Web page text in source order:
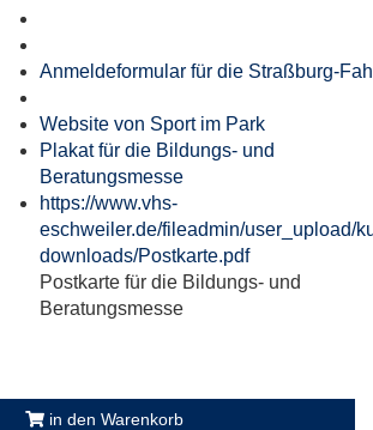
Anmeldeformular für die Straßburg-
Website von Sport im Park
Plakat für die Bildungs- und
Beratungsmesse
https://www.vhs-
eschweiler.de/fileadmin/user_upload/
downloads/Postkarte.pdf
Postkarte für die Bildungs- und
Beratungsmesse
in den Warenkorb